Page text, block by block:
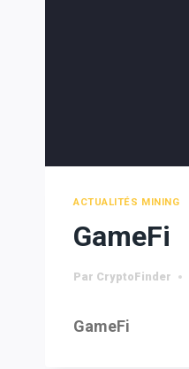
ACTUALITÉS MINING
GameFi
Par CryptoFinder
GameFi